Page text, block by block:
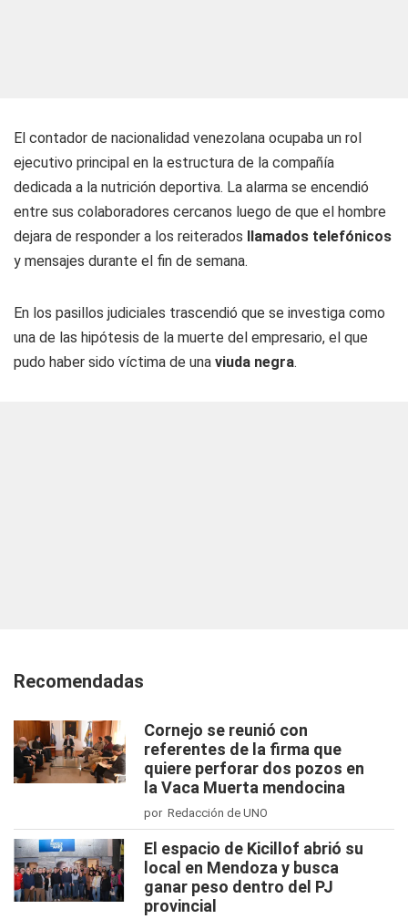
El contador de nacionalidad venezolana ocupaba un rol
ejecutivo principal en la estructura de la compañía
dedicada a la nutrición deportiva. La alarma se encendió
entre sus colaboradores cercanos luego de que el hombre
dejara de responder a los reiterados llamados telefónicos
y mensajes durante el fin de semana.
En los pasillos judiciales trascendió que se investiga como
una de las hipótesis de la muerte del empresario, el que
pudo haber sido víctima de una viuda negra.
Recomendadas
Cornejo se reunió con
referentes de la firma que
quiere perforar dos pozos en
la Vaca Muerta mendocina
por Redacción de UNO
El espacio de Kicillof abrió su
local en Mendoza y busca
ganar peso dentro del PJ
provincial